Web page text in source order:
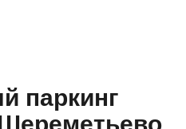
паркинг